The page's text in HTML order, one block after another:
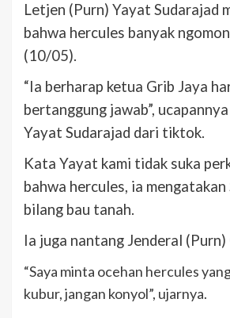
Letjen (Purn) Yayat Sudarajad
bahwa hercules banyak
(10/05).
“Ia berharap ketua Grib Jaya
bertanggung jawab”,
Yayat Sudarajad dari tiktok.
Kata Yayat kami tidak suka
bahwa hercules, ia
bilang bau tanah.
Ia juga nantang Jenderal
“Saya minta ocehan hercules
kubur, jangan konyol”, ujarnya.